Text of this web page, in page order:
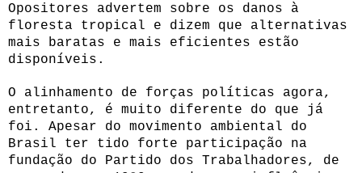
Opositores advertem sobre os danos à
floresta tropical e dizem que alternativas
mais baratas e mais eficientes estão
disponíveis.
O alinhamento de forças políticas agora,
entretanto, é muito diferente do que já
foi. Apesar do movimento ambiental do
Brasil ter tido forte participação na
fundação do Partido dos Trabalhadores, de